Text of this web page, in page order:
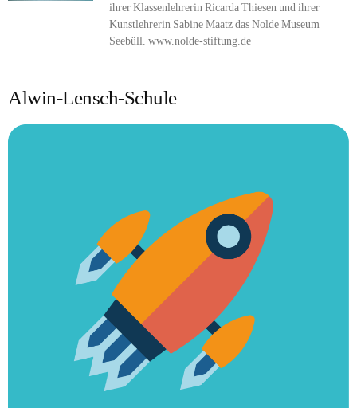
ihrer Klassenlehrerin Ricarda Thiesen und ihrer
Kunstlehrerin Sabine Maatz das Nolde Museum
Seebüll. www.nolde-stiftung.de
Alwin-Lensch-Schule